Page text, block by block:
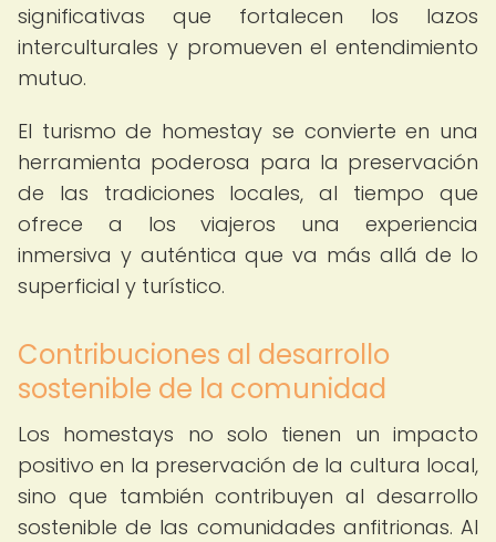
significativas que fortalecen los lazos
interculturales y promueven el entendimiento
mutuo.
El turismo de homestay se convierte en una
herramienta poderosa para la preservación
de las tradiciones locales, al tiempo que
ofrece a los viajeros una experiencia
inmersiva y auténtica que va más allá de lo
superficial y turístico.
Contribuciones al desarrollo
sostenible de la comunidad
Los homestays no solo tienen un impacto
positivo en la preservación de la cultura local,
sino que también contribuyen al desarrollo
sostenible de las comunidades anfitrionas. Al